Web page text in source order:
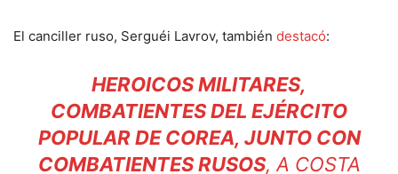
El canciller ruso, Serguéi Lavrov, también destacó:
HEROICOS MILITARES,
COMBATIENTES DEL EJÉRCITO
POPULAR DE COREA, JUNTO CON
COMBATIENTES RUSOS, A COSTA